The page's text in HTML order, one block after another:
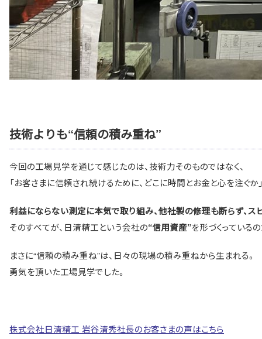
技術よりも“信頼の積み重ね”
今回の工場見学を通じて感じたのは、技術力そのものではなく、
「お客さまに信頼され続けるために、どこに時間とお金と心を注ぐ
利益にならない測定に本気で取り組み、他社製の修理も断らず、ス
そのすべてが、日清精工という会社の“信用資産”を形づくっている
まさに“信頼の積み重ね”は、日々の現場の積み重ねから生まれる。
勇気を頂いた工場見学でした。
株式会社日清精工 岩谷清秀社長のお客さまの声はこちら